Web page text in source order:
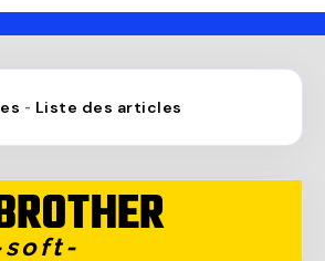
- Liste des articles
soft-